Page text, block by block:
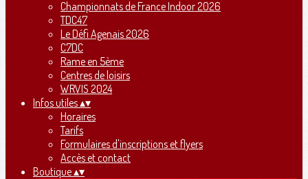
Championnats de France Indoor 2026
TDC47
Le Défi Agenais 2026
C7DC
Rame en 5ème
Centres de loisirs
WRVIS 2024
Infos utiles▴▾
Horaires
Tarifs
Formulaires d'inscriptions et flyers
Accès et contact
Boutique▴▾